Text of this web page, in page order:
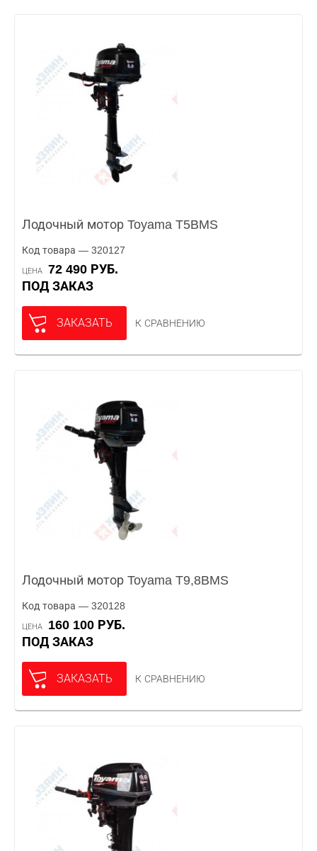
Лодочный мотор Toyama T5BMS
Код товара — 320127
ЦЕНА
72 490 РУБ.
ПОД ЗАКАЗ
ЗАКАЗАТЬ К СРАВНЕНИЮ
Лодочный мотор Toyama T9,8BMS
Код товара — 320128
ЦЕНА
160 100 РУБ.
ПОД ЗАКАЗ
ЗАКАЗАТЬ К СРАВНЕНИЮ